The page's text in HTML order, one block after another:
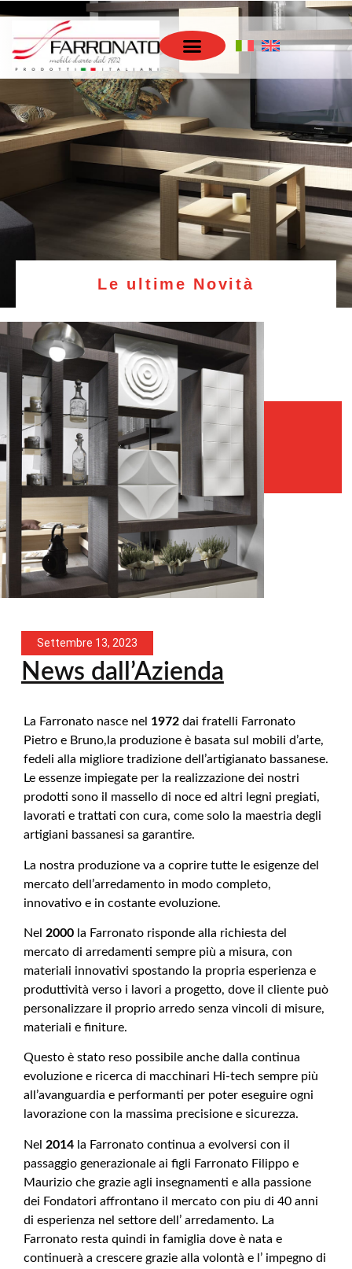
Le ultime Novità
Settembre 13, 2023
News dall’Azienda
La Farronato nasce nel 1972 dai fratelli Farronato
Pietro e Bruno,la produzione è basata sul mobili d’arte,
fedeli alla migliore tradizione dell’artigianato bassanese.
Le essenze impiegate per la realizzazione dei nostri
prodotti sono il massello di noce ed altri legni pregiati,
lavorati e trattati con cura, come solo la maestria degli
artigiani bassanesi sa garantire.
La nostra produzione va a coprire tutte le esigenze del
mercato dell’arredamento in modo completo,
innovativo e in costante evoluzione.
Nel 2000 la Farronato risponde alla richiesta del
mercato di arredamenti sempre più a misura, con
materiali innovativi spostando la propria esperienza e
produttività verso i lavori a progetto, dove il cliente può
personalizzare il proprio arredo senza vincoli di misure,
materiali e finiture.
Questo è stato reso possibile anche dalla continua
evoluzione e ricerca di macchinari Hi-tech sempre più
all’avanguardia e performanti per poter eseguire ogni
lavorazione con la massima precisione e sicurezza.
Nel 2014 la Farronato continua a evolversi con il
passaggio generazionale ai figli Farronato Filippo e
Maurizio che grazie agli insegnamenti e alla passione
dei Fondatori affrontano il mercato con piu di 40 anni
di esperienza nel settore dell’ arredamento. La
Farronato resta quindi in famiglia dove è nata e
continuerà a crescere grazie alla volontà e l’ impegno di